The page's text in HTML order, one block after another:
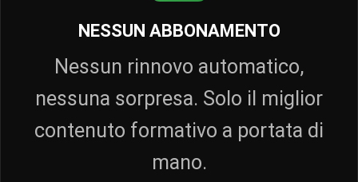
NESSUN ABBONAMENTO
Nessun rinnovo automatico,
nessuna sorpresa. Solo il miglior
contenuto formativo a portata di
mano.